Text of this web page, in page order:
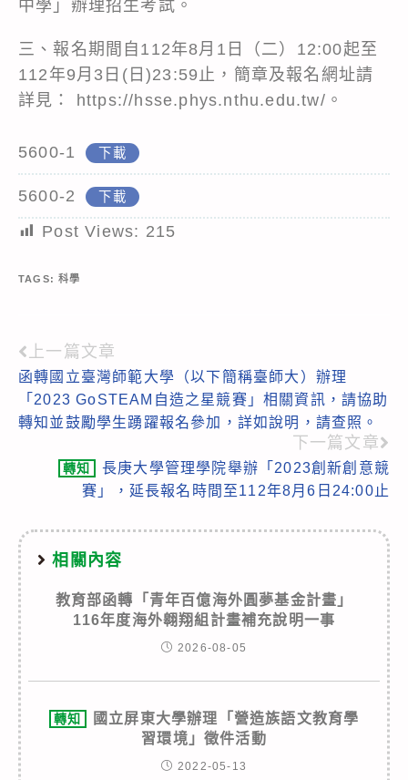
中學」辦理招生考試。
三、報名期間自112年8月1日（二）12:00起至
112年9月3日(日)23:59止，簡章及報名網址請
詳見： https://hsse.phys.nthu.edu.tw/。
5600-1 下載
5600-2 下載
Post Views: 215
TAGS:科學
Read
more
articles
上一篇文章
函轉國立臺灣師範大學（以下簡稱臺師大）辦理
「2023 GoSTEAM自造之星競賽」相關資訊，請協助
轉知並鼓勵學生踴躍報名參加，詳如說明，請查照。
下一篇文章
轉知
長庚大學管理學院舉辦「2023創新創意競
賽」，延長報名時間至112年8月6日24:00止
相關內容
教育部函轉「青年百億海外圓夢基金計畫」
116年度海外翱翔組計畫補充說明一事
2026-08-05
轉知
國立屏東大學辦理「營造族語文教育學
習環境」徵件活動
2022-05-13